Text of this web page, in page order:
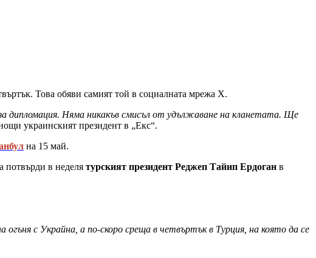
Това обяви самият той в социалната мрежа Х.
дипломация. Няма никакъв смисъл от удължаване на кланетата. Ще
украинският президент в „Екс“.
на 15 май.
потвърди в неделя турският президент Реджеп Тайип Ердоган в
огъня с Украйна, а по-скоро среща в четвъртък в Турция, на която да се